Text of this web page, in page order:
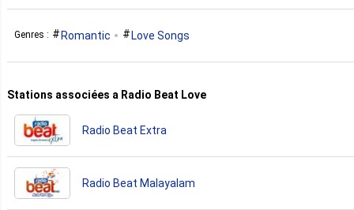
Genres : Romantic Love Songs
Stations associées a Radio Beat Love
Radio Beat Extra
Radio Beat Malayalam